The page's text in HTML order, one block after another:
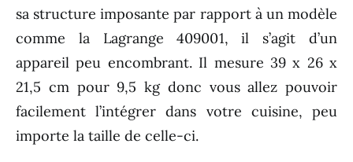
sa structure imposante par rapport à un modèle
comme la Lagrange 409001, il s’agit d’un
appareil peu encombrant. Il mesure 39 x 26 x
21,5 cm pour 9,5 kg donc vous allez pouvoir
facilement l’intégrer dans votre cuisine, peu
importe la taille de celle-ci.